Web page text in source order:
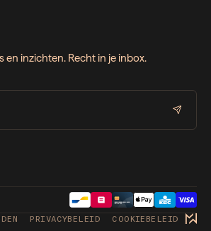
inzichten. Recht in je inbox.
PRIVACYBELEID COOKIEBELEID